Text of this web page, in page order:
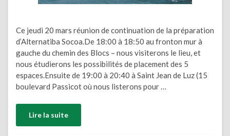
Ce jeudi 20 mars réunion de continuation de la préparation
d’Alternatiba Socoa.De 18:00 à 18:50 au fronton mur à
gauche du chemin des Blocs – nous visiterons le lieu, et
nous étudierons les possibilités de placement des 5
espaces.Ensuite de 19:00 à 20:40 à Saint Jean de Luz (15
boulevard Passicot où nous listerons pour …
Lire la suite